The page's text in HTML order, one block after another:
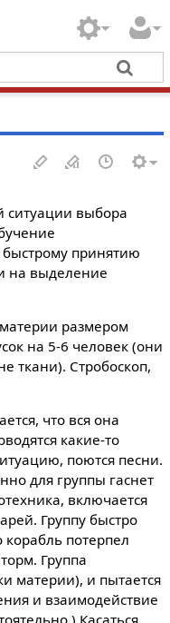
выбора
быстрому принятию
на выделение
размером
на 5-6 человек (они
ткани). Стробоскоп,
что вся она
какие-то
поются песни.
для группы гаснет
включается
Группу быстро
потерпел
Группа
материи), и пытается
и взаимодействие